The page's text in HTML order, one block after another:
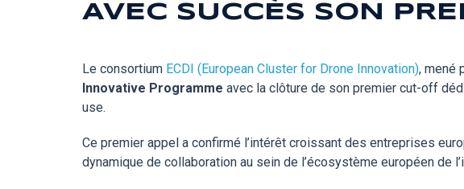
AVEC SUCCÈS SON
Le consortium ECDI (European Cluster for Drone Innovation), mené
Innovative Programme avec la clôture de son premier cut-off
use.
Ce premier appel a confirmé l’intérêt croissant des entreprises
dynamique de collaboration au sein de l’écosystème européen de